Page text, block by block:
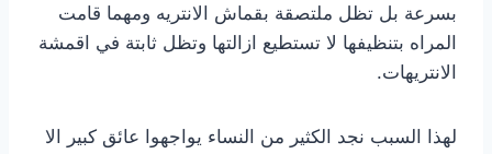
بسرعة بل تظل ملتصقة بقماش الانتريه ومهما قامت
المراه بتنظيفها لا تستطيع ازالتها وتظل ثابتة في اقمشة
الانتريهات.
لهذا السبب نجد الكثير من النساء يواجهوا عائق كبير الا